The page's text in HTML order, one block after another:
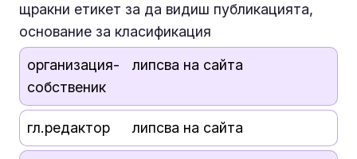
щракни етикет за да видиш публикацията,
основание за класификация
организация-
собственик
липсва на сайта
гл.редактор липсва на сайта